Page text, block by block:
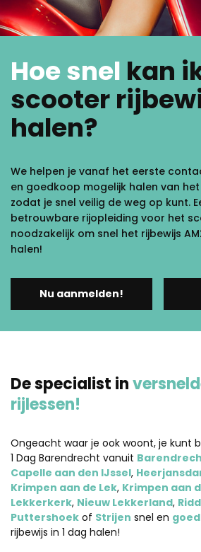
Hoe snel kan
scooter
halen?
We helpen je vanaf het eerste
en goedkoop mogelijk halen van
zodat je snel veilig de weg op kunt.
betrouwbare rijopleiding voor het
noodzakelijk om snel het rijbewijs
halen!
Nu aanmelden!
De specialist in
rijlessen!
Ongeacht waar je ook woont, je kunt
1 Dag Barendrecht vanuit
Capelle aan den IJssel,
Krimpen aan de Lek, Krimpen aan
Lekkerkerk, Nieuw Lekkerland,
Puttershoek of Strijen snel en
rijbewijs in 1 dag halen!